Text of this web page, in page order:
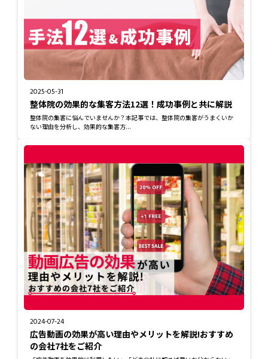
2025-05-31
整体院の効果的な集客方法12選！成功事例と共に解説
整体院の集客に悩んでいませんか？本記事では、整体院の集客がうまくいか
ない理由を分析し、効果的な集客方...
2024-07-24
広告動画の効果が高い理由やメリットを解説!おすすめ
の会社7社をご紹介